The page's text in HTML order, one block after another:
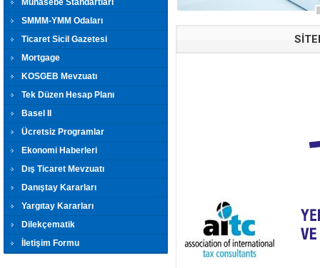
Muhasebe Standartları
SMMM-YMM Odaları
Ticaret Sicil Gazetesi
Mortgage
KOSGEB Mevzuatı
Tek Düzen Hesap Planı
Basel II
Ücretsiz Programlar
Ekonomi Haberleri
Dış Ticaret Mevzuatı
Danıştay Kararları
Yargıtay Kararları
Dilekçematik
İletişim Formu